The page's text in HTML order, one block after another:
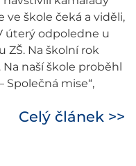
ve škole čeká a viděli,
úterý odpoledne u
ZŠ. Na školní rok
Na naší škole proběhl
mise“,
Celý článek >>